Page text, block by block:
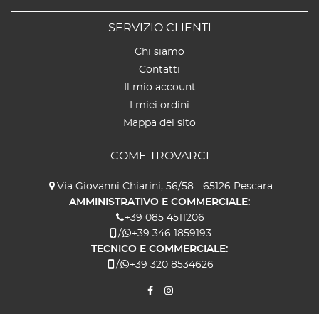
SERVIZIO CLIENTI
Chi siamo
Contatti
Il mio account
I miei ordini
Mappa del sito
COME TROVARCI
Via Giovanni Chiarini, 56/58 - 65126 Pescara
AMMINISTRATIVO E COMMERCIALE:
+39 085 4511206
/
+39 346 1859193
TECNICO E COMMERCIALE:
/
+39 320 8534626